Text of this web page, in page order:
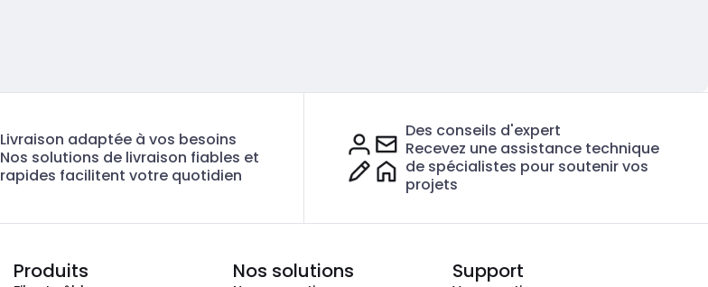
Livraison adaptée à vos besoins
Nos solutions de livraison fiables et
rapides facilitent votre quotidien
Des conseils d'expert
Recevez une assistance technique
de spécialistes pour soutenir vos
projets
Produits Nos solutions Support